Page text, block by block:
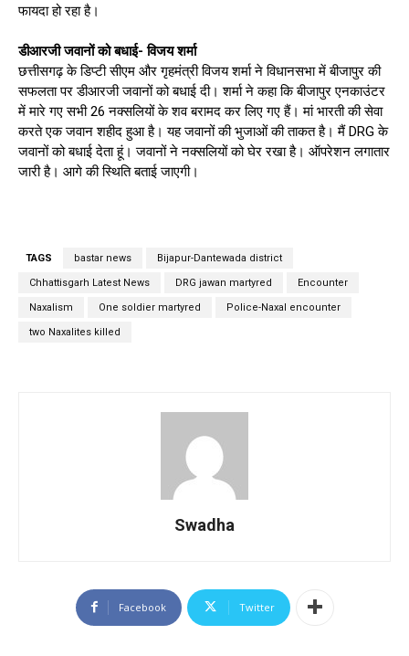
फायदा हो रहा है।
डीआरजी जवानों को बधाई- विजय शर्मा
छत्तीसगढ़ के डिप्टी सीएम और गृहमंत्री विजय शर्मा ने विधानसभा में बीजापुर की
सफलता पर डीआरजी जवानों को बधाई दी। शर्मा ने कहा कि बीजापुर एनकाउंटर
में मारे गए सभी 26 नक्सलियों के शव बरामद कर लिए गए हैं। मां भारती की सेवा
करते एक जवान शहीद हुआ है। यह जवानों की भुजाओं की ताकत है। मैं DRG के
जवानों को बधाई देता हूं। जवानों ने नक्सलियों को घेर रखा है। ऑपरेशन लगातार
जारी है। आगे की स्थिति बताई जाएगी।
TAGS bastar news Bijapur-Dantewada district
Chhattisgarh Latest News DRG jawan martyred Encounter
Naxalism One soldier martyred Police-Naxal encounter
two Naxalites killed
Swadha
Facebook Twitter